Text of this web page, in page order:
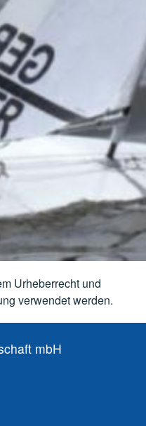
Urheberrecht und
verwendet werden.
mbH